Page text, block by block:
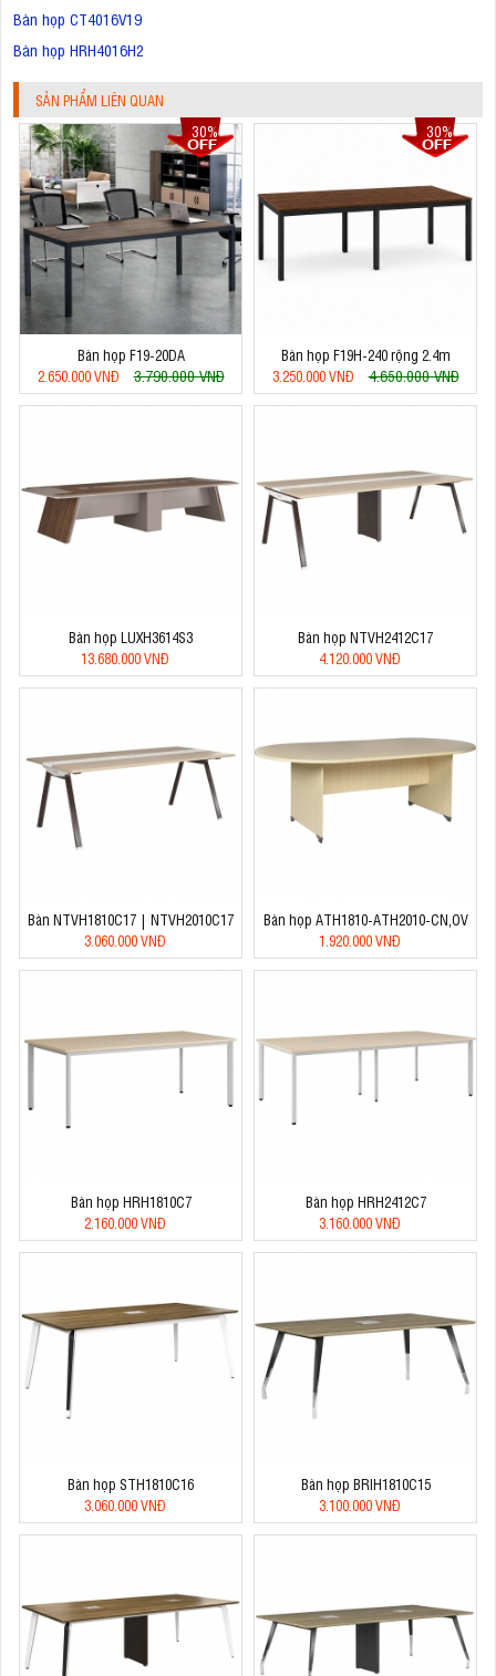
Bàn họp CT4016V19
Bàn họp HRH4016H2
SẢN PHẨM LIÊN QUAN
30%
Bàn họp F19-20DA
2.650.000 VNĐ
3.790.000 VNĐ
30%
Bàn họp F19H-240 rộng 2.4m
3.250.000 VNĐ
4.650.000 VNĐ
Bàn họp LUXH3614S3
13.680.000 VNĐ
Bàn họp NTVH2412C17
4.120.000 VNĐ
Bàn NTVH1810C17 | NTVH2010C17
3.060.000 VNĐ
Bàn họp ATH1810-ATH2010-CN,OV
1.920.000 VNĐ
Bàn họp HRH1810C7
2.160.000 VNĐ
Bàn họp HRH2412C7
3.160.000 VNĐ
Bàn họp STH1810C16
3.060.000 VNĐ
Bàn họp BRIH1810C15
3.100.000 VNĐ